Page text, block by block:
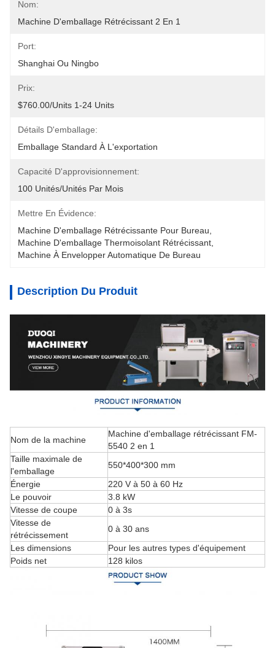
Nom:
Machine D'emballage Rétrécissant 2 En 1
Port:
Shanghai Ou Ningbo
Prix:
$760.00/units 1-24 Units
Détails D'emballage:
Emballage Standard À L'exportation
Capacité D'approvisionnement:
100 Unités/unités Par Mois
Mettre En Évidence:
Machine D'emballage Rétrécissante Pour Bureau
Machine D'emballage Thermoisolant Rétrécissant
Machine À Envelopper Automatique De Bureau
Description Du Produit
Nom de la machine
Machine d'emballage rétrécissant FM-
5540 2 en 1
Taille maximale de
l'emballage
550*400*300 mm
Énergie
220 V à 50 à 60 Hz
Le pouvoir
3.8 kW
Vitesse de coupe
0 à 3s
Vitesse de
rétrécissement
0 à 30 ans
Les dimensions
Pour les autres types d'équipement
Poids net
128 kilos